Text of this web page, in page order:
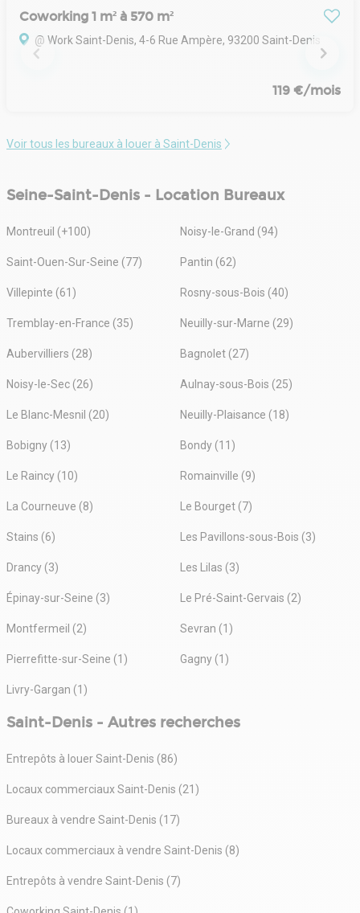
Coworking 1 m² à 570 m²
@ Work Saint-Denis, 4-6 Rue Ampère, 93200 Saint-Denis
119 €/mois
Voir tous les bureaux à louer à Saint-Denis
Seine-Saint-Denis - Location Bureaux
Montreuil (+100) Noisy-le-Grand (94)
Saint-Ouen-Sur-Seine (77) Pantin (62)
Villepinte (61) Rosny-sous-Bois (40)
Tremblay-en-France (35) Neuilly-sur-Marne (29)
Aubervilliers (28) Bagnolet (27)
Noisy-le-Sec (26) Aulnay-sous-Bois (25)
Le Blanc-Mesnil (20) Neuilly-Plaisance (18)
Bobigny (13) Bondy (11)
Le Raincy (10) Romainville (9)
La Courneuve (8) Le Bourget (7)
Stains (6) Les Pavillons-sous-Bois (3)
Drancy (3) Les Lilas (3)
Épinay-sur-Seine (3) Le Pré-Saint-Gervais (2)
Montfermeil (2) Sevran (1)
Pierrefitte-sur-Seine (1) Gagny (1)
Livry-Gargan (1)
Saint-Denis - Autres recherches
Entrepôts à louer Saint-Denis (86)
Locaux commerciaux Saint-Denis (21)
Bureaux à vendre Saint-Denis (17)
Locaux commerciaux à vendre Saint-Denis (8)
Entrepôts à vendre Saint-Denis (7)